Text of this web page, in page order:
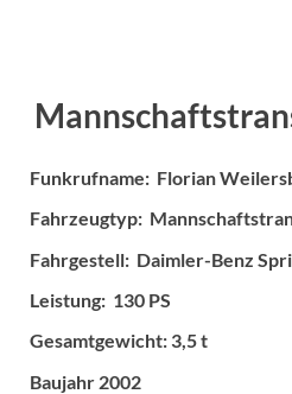
Funkrufname: Florian
Fahrzeugtyp:
Fahrgestell: Daimler-Benz
Leistung: 130 PS
Gesamtgewicht: 3,5 t
Baujahr 2002